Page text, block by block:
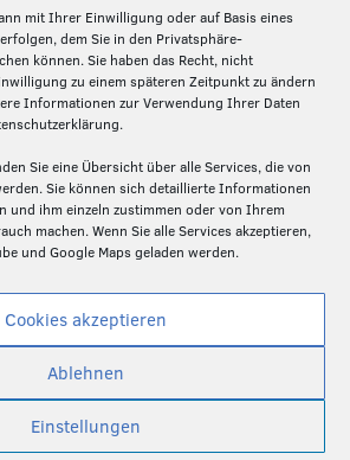
mit Ihrer Einwilligung oder auf Basis eines
dem Sie in den Privatsphäre-
können. Sie haben das Recht, nicht
zu einem späteren Zeitpunkt zu ändern
Informationen zur Verwendung Ihrer Daten
Sie eine Übersicht über alle Services, die von
Sie können sich detaillierte Informationen
und ihm einzeln zustimmen oder von Ihrem
machen. Wenn Sie alle Services akzeptieren,
und Google Maps geladen werden.
Cookies akzeptieren
Ablehnen
Einstellungen
für Digitales und
– Fraunhofer IML,
und Technische Universität
hier auf der Basis von Open
für ein föderiertes und
Ökosystem in der Logistik.
|Datenschutzerklärung